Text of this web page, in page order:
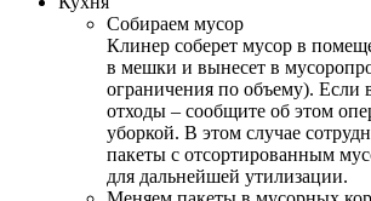
Собираем мусор
Клинер соберет мусор в
в мешки и вынесет в
ограничения по объему). Если
отходы – сообщите об этом
уборкой. В этом случае
пакеты с отсортированным
для дальнейшей утилизации.